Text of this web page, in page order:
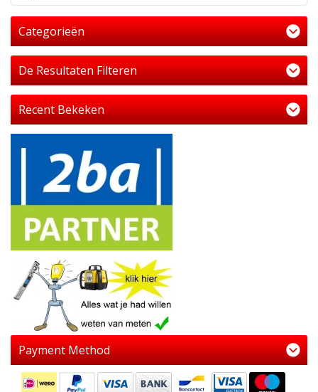
Categorieën
De Resultaten Filteren
Recent Bekeken
Payment Method